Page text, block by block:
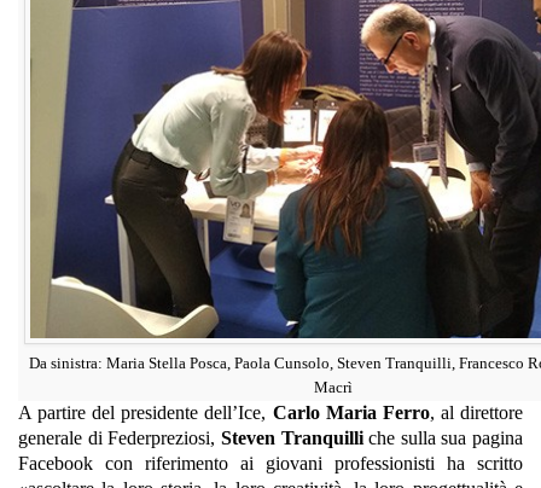
Da sinistra: Maria Stella Posca, Paola Cunsolo, Steven Tranquilli, Francesco
Macrì
A partire del presidente dell’Ice, Carlo Maria Ferro, al direttore
generale di Federpreziosi, Steven Tranquilliche sulla sua pagina
Facebook con riferimento ai giovani professionisti ha scritto